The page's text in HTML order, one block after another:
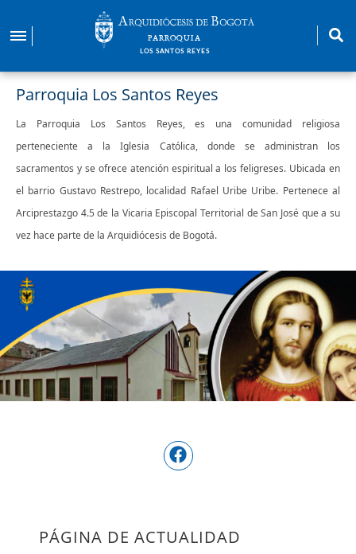
contenido
PARROQUIA
LOS SANTOS REYES
Parroquia Los Santos Reyes
La Parroquia Los Santos Reyes, es una comunidad religiosa
perteneciente a la Iglesia Católica, donde se administran los
sacramentos y se ofrece atención espiritual a los feligreses. Ubicada en
el barrio Gustavo Restrepo, localidad Rafael Uribe Uribe. Pertenece al
Arciprestazgo 4.5 de la Vicaria Episcopal Territorial de San José que a su
vez hace parte de la Arquidiócesis de Bogotá.
PÁGINA DE ACTUALIDAD